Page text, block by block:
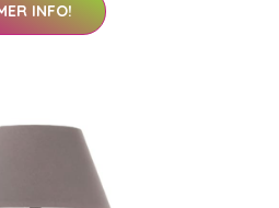
INFO!